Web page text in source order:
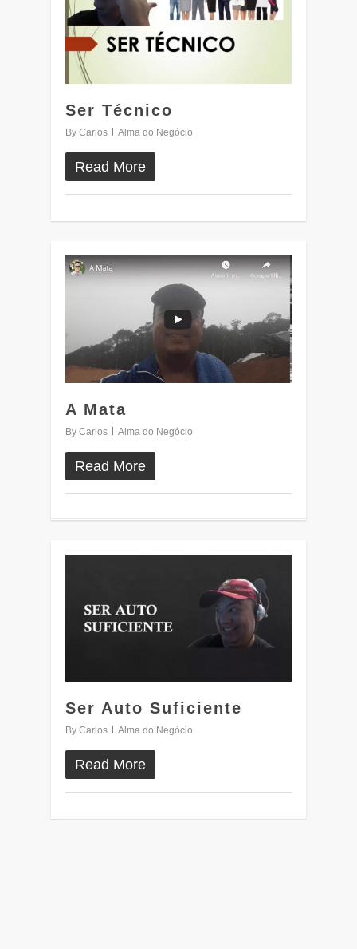
Ser Técnico
By Carlos Alma do Negócio
Read More
A Mata
By Carlos Alma do Negócio
Read More
0
Ser Auto Suficiente
By Carlos Alma do Negócio
Read More